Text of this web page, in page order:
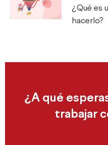
¿Qué es
hacerlo?
¿A qué
trabajar